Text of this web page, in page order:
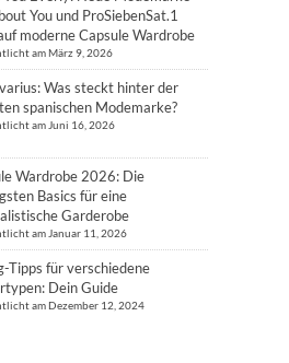
You und ProSiebenSat.1
moderne Capsule Wardrobe
am März 9, 2026
Was steckt hinter der
spanischen Modemarke?
am Juni 16, 2026
Wardrobe 2026: Die
Basics für eine
Garderobe
am Januar 11, 2026
Tipps für verschiedene
Dein Guide
am Dezember 12, 2024